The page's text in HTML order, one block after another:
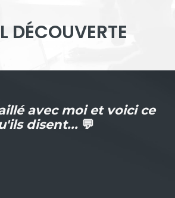
DÉCOUVERTE
avec moi et voici ce
disent... 💬